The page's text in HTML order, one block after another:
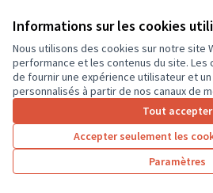
Informations sur les cookies
Nous utilisons des cookies sur notre site
performance et les contenus du site.
de fournir une expérience utilisateur et
personnalisés à partir de nos canaux de
Tout accepter
Accepter seulement les
Paramètres